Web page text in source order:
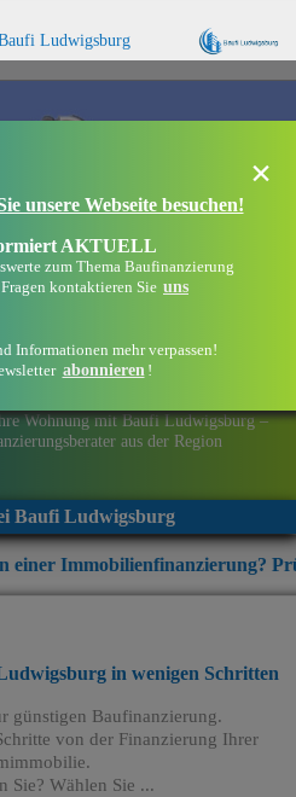
Ludwigsburg
Wohnung mit Baufi Ludwigsburg –
aus der Region
Baufi Ludwigsburg
Prüfen Sie jetzt
×
unsere Webseite besuchen!
AKTUELL
zum Thema Baufinanzierung
kontaktieren Sie uns
Informationen mehr verpassen!
abonnieren !
in wenigen Schritten
günstigen Baufinanzierung.
von der Finanzierung Ihrer
Sie? Wählen Sie ...